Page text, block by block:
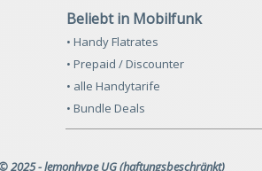
Beliebt in Mobilfunk
• Handy Flatrates
• Prepaid / Discounter
• alle Handytarife
• Bundle Deals
2025 - lemonhype UG (haftungsbeschränkt)